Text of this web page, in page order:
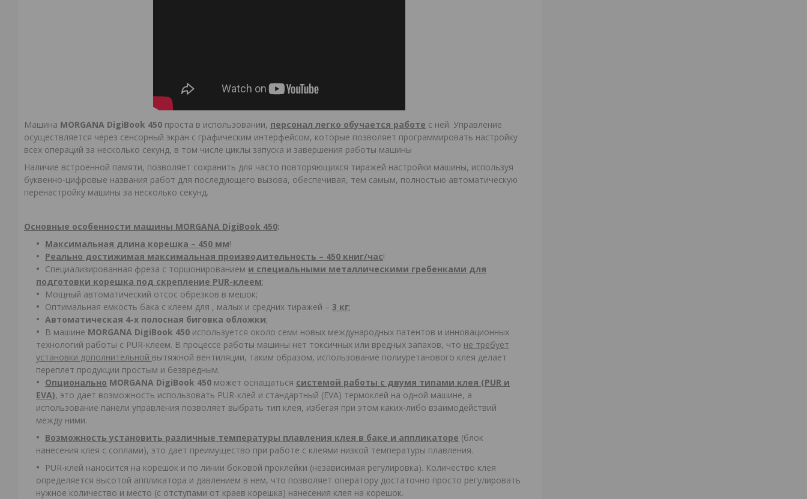
Машина MORGANA DigiBook 450 проста в использовании, персонал легко обучается работе с ней. Управление
осуществляется через сенсорный экран с графическим интерфейсом, которые позволяет программировать настройку
всех операций за несколько секунд, в том числе циклы запуска и завершения работы машины
Наличие встроенной памяти, позволяет сохранить для часто повторяющихся тиражей настройки машины, используя
буквенно-цифровые названия работ для последующего вызова, обеспечивая, тем самым, полностью автоматическую
перенастройку машины за несколько секунд.
Основные особенности машины MORGANA DigiBook 450:
Максимальная длина корешка – 450 мм!
Реально достижимая максимальная производительность – 450 книг/час!
Специализированная фреза с торшонированием и специальными металлическими гребенками для
подготовки корешка под скрепление PUR-клеем;
Мощный автоматический отсос обрезков в мешок;
Оптимальная емкость бака с клеем для , малых и средних тиражей – 3 кг;
Автоматическая 4-х полосная биговка обложки;
В машине MORGANA DigiBook 450 используется около семи новых международных патентов и инновационных
технологий работы с PUR-клеем. В процессе работы машины нет токсичных или вредных запахов, что не требует
установки дополнительной вытяжной вентиляции, таким образом, использование полиуретанового клея делает
переплет продукции простым и безвредным.
Опционально MORGANA DigiBook 450 может оснащаться системой работы с двумя типами клея (PUR и
EVA), это дает возможность использовать PUR-клей и стандартный (EVA) термоклей на одной машине, а
использование панели управления позволяет выбрать тип клея, избегая при этом каких-либо взаимодействий
между ними.
Возможность установить различные температуры плавления клея в баке и аппликаторе (блок
нанесения клея с соплами), это дает преимущество при работе с клеями низкой температуры плавления.
PUR-клей наносится на корешок и по линии боковой проклейки (независимая регулировка). Количество клея
определяется высотой аппликатора и давлением в нем, что позволяет оператору достаточно просто регулировать
нужное количество и место (с отступами от краев корешка) нанесения клея на корешок.